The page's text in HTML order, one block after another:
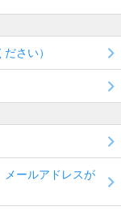
さい）
メールアドレスが